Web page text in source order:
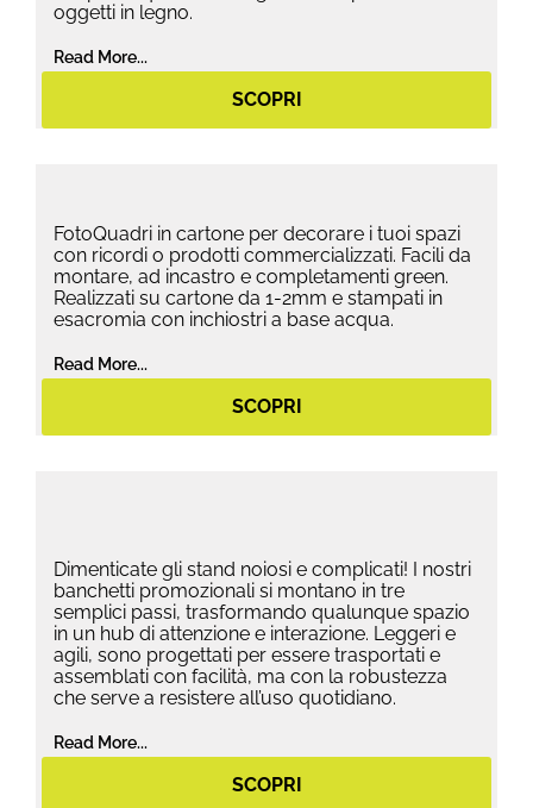
oggetti in legno.
Read More...
SCOPRI
FotoQuadri in cartone per decorare i tuoi spazi
con ricordi o prodotti commercializzati. Facili da
montare, ad incastro e completamenti green.
Realizzati su cartone da 1-2mm e stampati in
esacromia con inchiostri a base acqua.
Read More...
SCOPRI
Dimenticate gli stand noiosi e complicati! I nostri
banchetti promozionali si montano in tre
semplici passi, trasformando qualunque spazio
in un hub di attenzione e interazione. Leggeri e
agili, sono progettati per essere trasportati e
assemblati con facilità, ma con la robustezza
che serve a resistere all’uso quotidiano.
Read More...
SCOPRI